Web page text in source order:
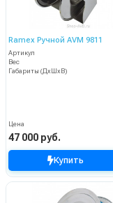
Ramex Ручной AVM 9811
Артикул
Вес
Габариты (ДхШхВ)
Цена
47 000 руб.
Купить